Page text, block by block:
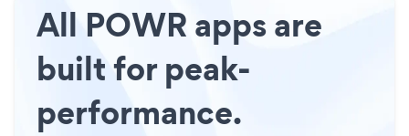
All POWR apps are
built for peak-
performance.